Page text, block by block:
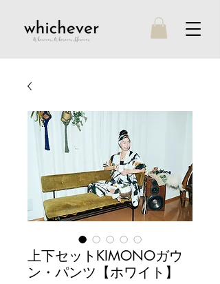
上下セットKIMONOガウ
ン・パンツ【ホワイト】